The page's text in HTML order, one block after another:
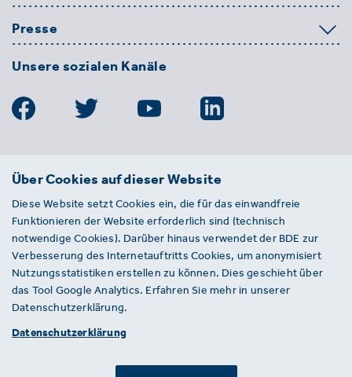
Presse
Unsere sozialen Kanäle
BDE
Entsorgungs-, Wasser- und
Kreislaufwirtschaft e. V.
Von-der-Heydt-Straße 2
D 10785 Berlin
Sie haben einen Fehler auf unserer Website
gefunden? Ihnen ist ein defekter Link
aufgefallen? Wir freuen uns über Ihren
Über Cookies auf dieser Website
Diese Website setzt Cookies ein, die für das einwandfreie
Funktionieren der Website erforderlich sind (technisch
notwendige Cookies). Darüber hinaus verwendet der BDE zur
Verbesserung des Internetauftritts Cookies, um anonymisiert
Nutzungsstatistiken erstellen zu können. Dies geschieht über
das Tool Google Analytics. Erfahren Sie mehr in unserer
Datenschutzerklärung.
Datenschutzerklärung